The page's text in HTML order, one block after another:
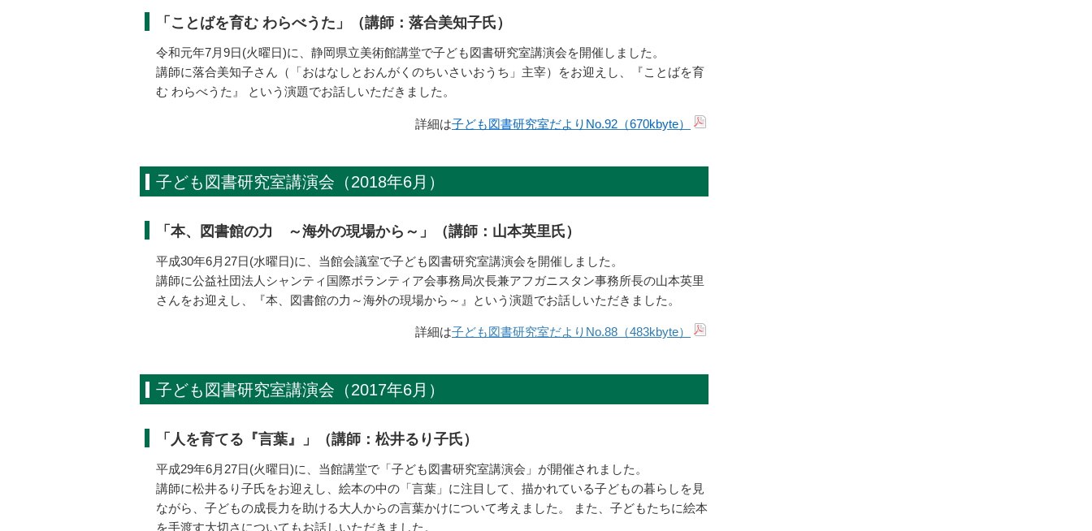
「ことばを育む わらべうた」（講師：落合美知子氏）
令和元年7月9日(火曜日)に、静岡県立美術館講堂で子ども図書研究室講演会を開催しました。
講師に落合美知子さん（「おはなしとおんがくのちいさいおうち」主宰）をお迎えし、『ことばを育
む わらべうた』 という演題でお話しいただきました。
詳細は子ども図書研究室だよりNo.92（670kbyte）
子ども図書研究室講演会（2018年6月）
「本、図書館の力 ～海外の現場から～」（講師：山本英里氏）
平成30年6月27日(水曜日)に、当館会議室で子ども図書研究室講演会を開催しました。
講師に公益社団法人シャンティ国際ボランティア会事務局次長兼アフガニスタン事務所長の山本英里
さんをお迎えし、『本、図書館の力～海外の現場から～』という演題でお話しいただきました。
詳細は子ども図書研究室だよりNo.88（483kbyte）
子ども図書研究室講演会（2017年6月）
「人を育てる『言葉』」（講師：松井るり子氏）
平成29年6月27日(火曜日)に、当館講堂で「子ども図書研究室講演会」が開催されました。
講師に松井るり子氏をお迎えし、絵本の中の「言葉」に注目して、描かれている子どもの暮らしを見
ながら、子どもの成長力を助ける大人からの言葉かけについて考えました。 また、子どもたちに絵本
を手渡す大切さについてもお話しいただきました。